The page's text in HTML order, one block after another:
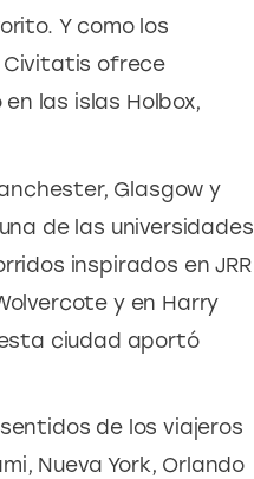
Y como los
Civitatis ofrece
las islas Holbox,
Glasgow y
de las universidades
inspirados en JRR
y en Harry
ciudad aportó
de los viajeros
Nueva York, Orlando